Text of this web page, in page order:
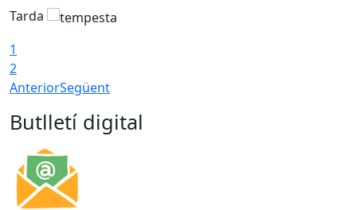
Tarda
1
2
AnteriorSegüent
Butlletí digital